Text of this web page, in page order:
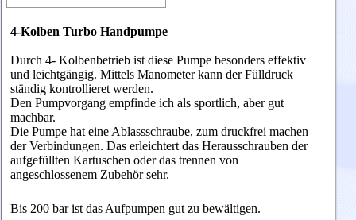
4-Kolben Turbo Handpumpe
Durch 4- Kolbenbetrieb ist diese Pumpe besonders effektiv
und leichtgängig. Mittels Manometer kann der Fülldruck
ständig kontrollieret werden.
Den Pumpvorgang empfinde ich als sportlich, aber gut
machbar.
Die Pumpe hat eine Ablassschraube, zum druckfrei machen
der Verbindungen. Das erleichtert das Herausschrauben der
aufgefüllten Kartuschen oder das trennen von
angeschlossenem Zubehör sehr.
Bis 200 bar ist das Aufpumpen gut zu bewältigen.